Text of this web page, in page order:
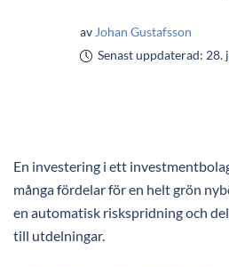
av Johan Gustafsson
Senast uppdaterad: 28.
En investering i ett
många fördelar för en helt grön
en automatisk riskspridning och
till utdelningar.